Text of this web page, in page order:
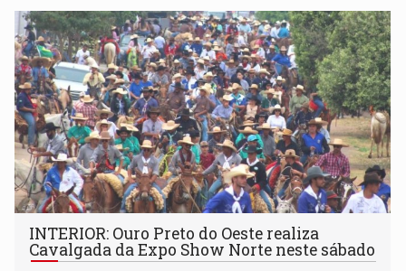
Pedro Geovar (PP) e a vice-prefeita Magna dos Anjos
(NOVO)
INTERIOR: Ouro Preto do Oeste realiza
Cavalgada da Expo Show Norte neste sábado